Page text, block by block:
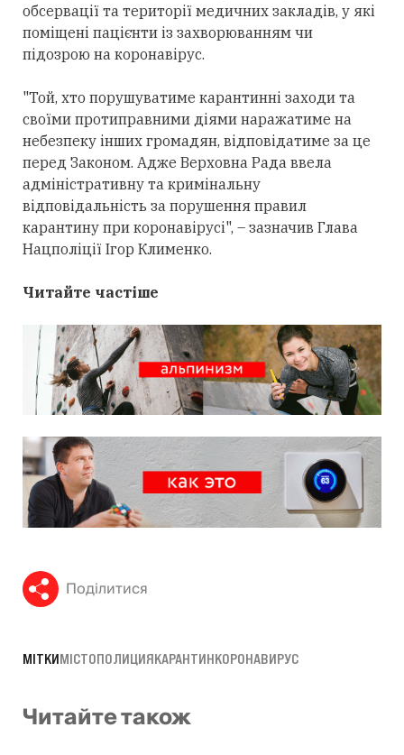
обсервації та території медичних закладів, у які
поміщені пацієнти із захворюванням чи
підозрою на коронавірус.
"Той, хто порушуватиме карантинні заходи та
своїми протиправними діями наражатиме на
небезпеку інших громадян, відповідатиме за це
перед Законом. Адже Верховна Рада ввела
адміністративну та кримінальну
відповідальність за порушення правил
карантину при коронавірусі", – зазначив Глава
Нацполіції Ігор Клименко.
Читайте частіше
Поділитися
МІТКИМІСТОПОЛИЦИЯКАРАНТИНКОРОНАВИРУС
Читайте також